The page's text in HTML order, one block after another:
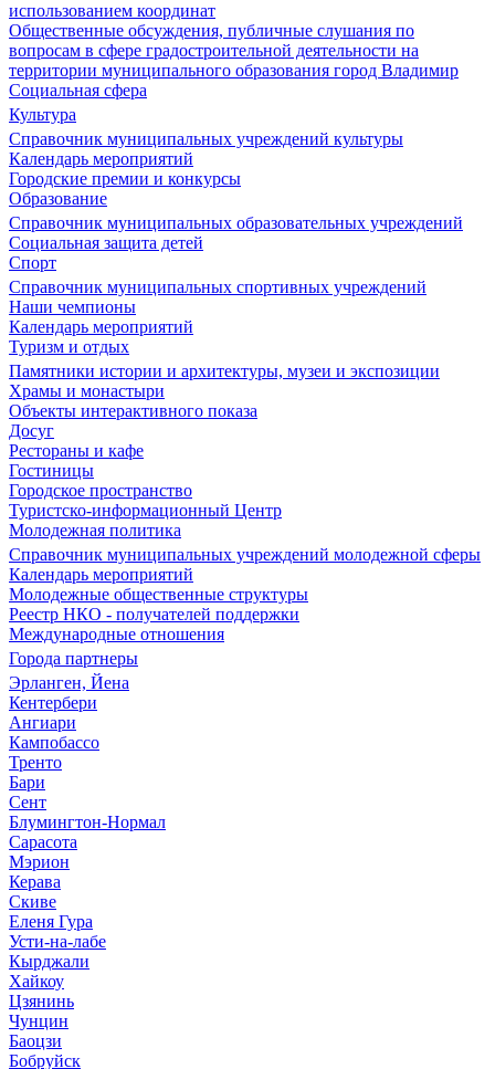
использованием координат
Общественные обсуждения, публичные слушания по
вопросам в сфере градостроительной деятельности на
территории муниципального образования город Владимир
Социальная сфера
Культура
Справочник муниципальных учреждений культуры
Календарь мероприятий
Городские премии и конкурсы
Образование
Справочник муниципальных образовательных учреждений
Социальная защита детей
Спорт
Справочник муниципальных спортивных учреждений
Наши чемпионы
Календарь мероприятий
Туризм и отдых
Памятники истории и архитектуры, музеи и экспозиции
Храмы и монастыри
Объекты интерактивного показа
Досуг
Рестораны и кафе
Гостиницы
Городское пространство
Туристско-информационный Центр
Молодежная политика
Справочник муниципальных учреждений молодежной сферы
Календарь мероприятий
Молодежные общественные структуры
Реестр НКО - получателей поддержки
Международные отношения
Города партнеры
Эрланген, Йена
Кентербери
Ангиари
Кампобассо
Тренто
Бари
Сент
Блумингтон-Нормал
Сарасота
Мэрион
Керава
Скиве
Еленя Гура
Усти-на-лабе
Кырджали
Хайкоу
Цзянинь
Чунцин
Баоцзи
Бобруйск